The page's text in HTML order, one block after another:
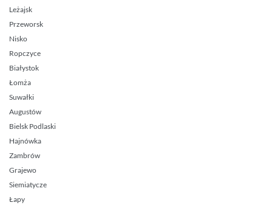
Leżajsk
Przeworsk
Nisko
Ropczyce
Białystok
Łomża
Suwałki
Augustów
Bielsk Podlaski
Hajnówka
Zambrów
Grajewo
Siemiatycze
Łapy